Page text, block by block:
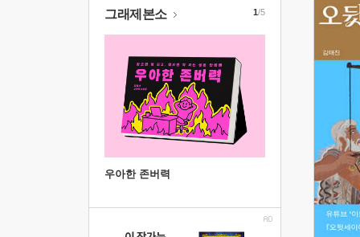
그래제본소
우아한 존버력
1/5